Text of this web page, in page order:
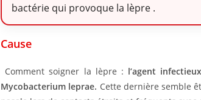
bactérie qui provoque la lèpre .
Cause
Comment soigner la lèpre : l’agent
Mycobacterium leprae. Cette dernière semble